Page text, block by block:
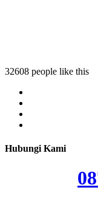
32608 people like this
Hubungi Kami